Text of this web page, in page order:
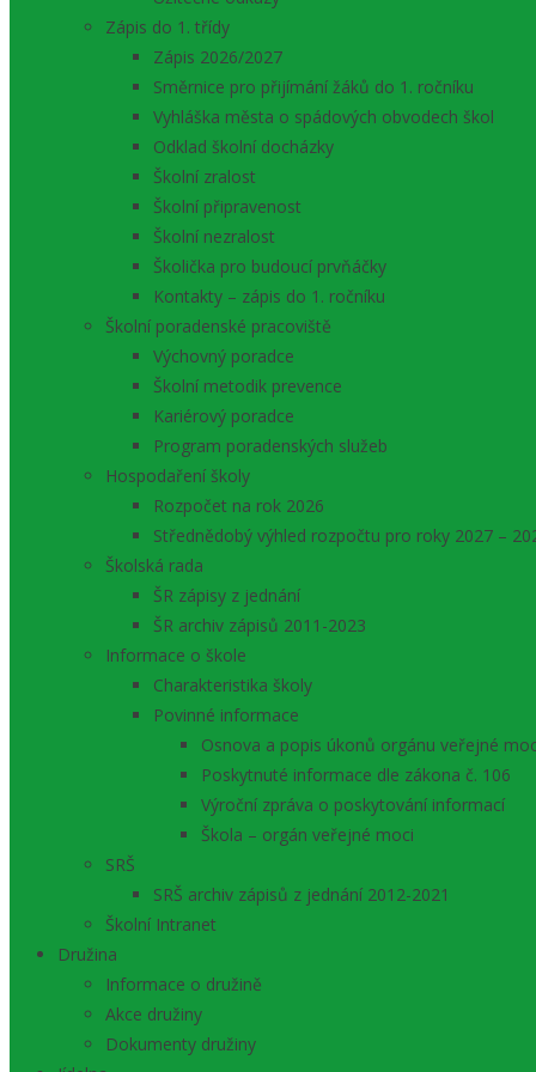
Zápis do 1. třídy
Zápis 2026/2027
Směrnice pro přijímání žáků do 1. ročníku
Vyhláška města o spádových obvodech škol
Odklad školní docházky
Školní zralost
Školní připravenost
Školní nezralost
Školička pro budoucí prvňáčky
Kontakty – zápis do 1. ročníku
Školní poradenské pracoviště
Výchovný poradce
Školní metodik prevence
Kariérový poradce
Program poradenských služeb
Hospodaření školy
Rozpočet na rok 2026
Střednědobý výhled rozpočtu pro roky 2027 –
Školská rada
ŠR zápisy z jednání
ŠR archiv zápisů 2011-2023
Informace o škole
Charakteristika školy
Povinné informace
Osnova a popis úkonů orgánu veřejné
Poskytnuté informace dle zákona č. 106
Výroční zpráva o poskytování informací
Škola – orgán veřejné moci
SRŠ
SRŠ archiv zápisů z jednání 2012-2021
Školní Intranet
Družina
Informace o družině
Akce družiny
Dokumenty družiny